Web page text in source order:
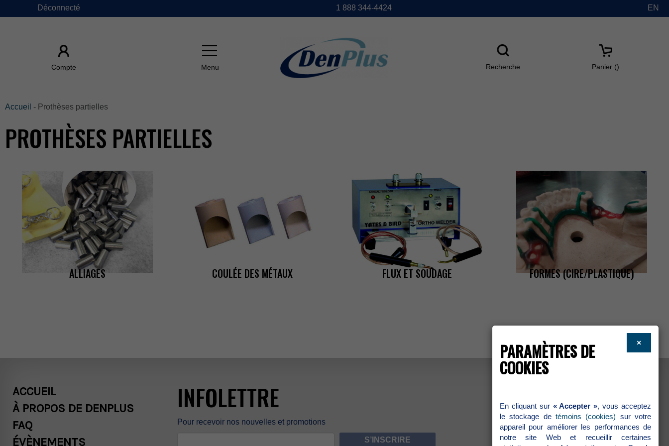
Déconnecté 1888344-4424 EN
ACCUEIL
ÀPROPOSDEDENPLUS
FAQ
ÉVÈNEMENTS
POLITIQUES
COMMERCIALES
Compte Recherche Panier()
Accueil -Prothèsespartielles
PROTHÈSESPARTIELLES
ALLIAGES COULÉEDESMÉTAUX FLUXETSOUDAGE FORMES(CIRE/PLASTIQUE)
ACCUEIL
ÀPROPOSDEDENPLUS
FAQ
ÉVÈNEMENTS
INFOLETTRE
Pourrecevoirnosnouvellesetpromotions
S’INSCRIRE
×
PARAMÈTRESDE
COOKIES
Encliquantsur «Accepter»,vousacceptez
lestockagede témoins(cookies) survotre
appareilpouraméliorerlesperformancesde
notresiteWebetrecueillircertaines